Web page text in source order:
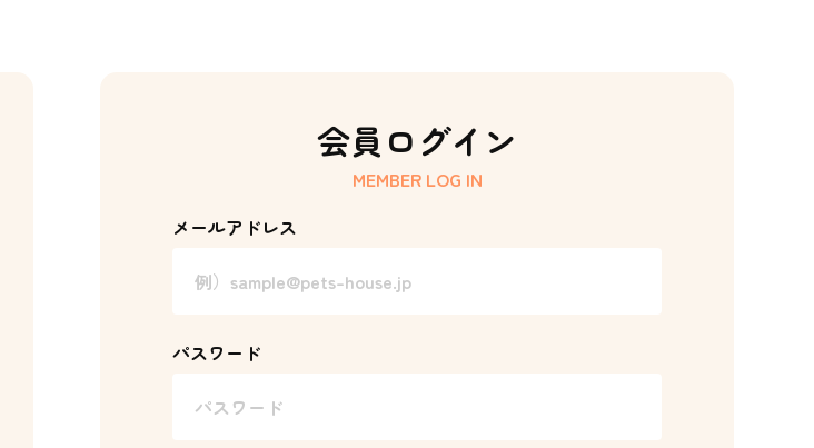
会員ログイン
MEMBER LOG IN
メールアドレス
パスワード